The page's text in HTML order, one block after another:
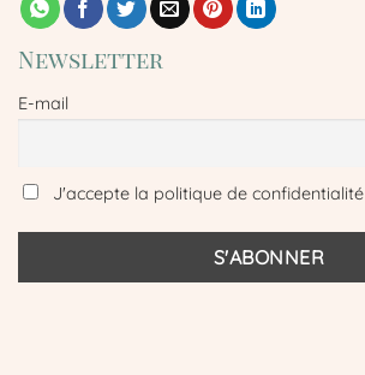
Newsletter
E-mail
J'accepte la politique de confidentialité